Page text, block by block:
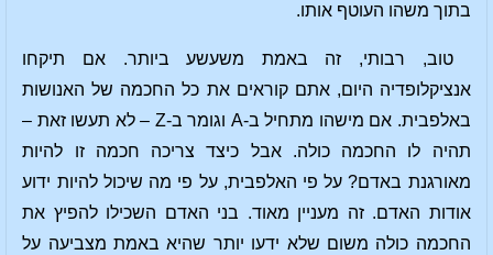
בתוך משהו העוטף אותו.
טוב, רבותי, זה באמת משעשע ביותר. אם תיקחו
אנציקלופדיה היום, אתם קוראים את כל החכמה של האנושות
באלפבית. אם מישהו מתחיל ב-A וגומר ב-Z – לא תעשו זאת –
תהיה לו החכמה כולה. אבל כיצד צריכה חכמה זו להיות
מאורגנת באדם? על פי האלפבית, על פי מה שיכול להיות ידוע
אודות האדם. זה מעניין מאוד. בני האדם השכילו להפיץ את
החכמה כולה משום שלא ידעו יותר שהיא באמת מצביעה על